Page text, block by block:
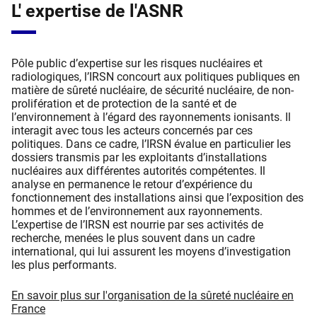
L' expertise de l'ASNR
Pôle public d’expertise sur les risques nucléaires et
radiologiques, l’IRSN concourt aux politiques publiques en
matière de sûreté nucléaire, de sécurité nucléaire, de non-
prolifération et de protection de la santé et de
l’environnement à l’égard des rayonnements ionisants. Il
interagit avec tous les acteurs concernés par ces
politiques. Dans ce cadre, l’IRSN évalue en particulier les
dossiers transmis par les exploitants d’installations
nucléaires aux différentes autorités compétentes. Il
analyse en permanence le retour d’expérience du
fonctionnement des installations ainsi que l’exposition des
hommes et de l’environnement aux rayonnements.
L’expertise de l’IRSN est nourrie par ses activités de
recherche, menées le plus souvent dans un cadre
international, qui lui assurent les moyens d’investigation
les plus performants.
En savoir plus sur l'organisation de la sûreté nucléaire en
France